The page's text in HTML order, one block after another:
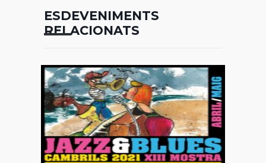
ESDEVENIMENTS
RELACIONATS